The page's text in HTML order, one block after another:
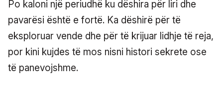
Po kaloni një periudhë ku dëshira për liri dhe
pavarësi është e fortë. Ka dëshirë për të
eksploruar vende dhe për të krijuar lidhje të reja,
por kini kujdes të mos nisni histori sekrete ose
të panevojshme.